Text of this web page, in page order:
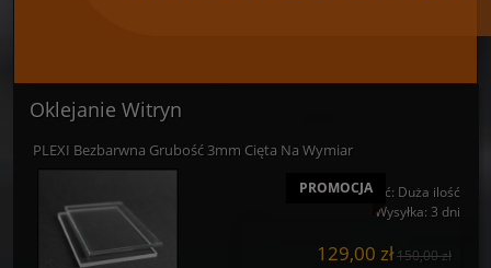
Oklejanie Witryn
PLEXI Bezbarwna Grubość 3mm Cięta Na Wymiar
Dostępność: Duża ilość
Wysyłka: 3 dni
129,00 zł150,00 zł
PROMOCJA